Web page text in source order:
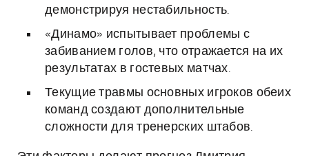
демонстрируя нестабильность.
«Динамо» испытывает проблемы с
забиванием голов, что отражается на их
результатах в гостевых матчах.
Текущие травмы основных игроков обеих
команд создают дополнительные
сложности для тренерских штабов.